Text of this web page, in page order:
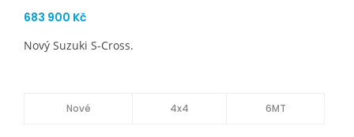
683 900 Kč
Nový Suzuki S-Cross.
Nové 4x4 6MT